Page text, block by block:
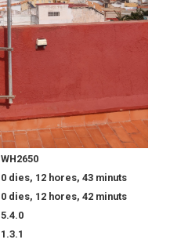
WH2650
0 dies, 12 hores, 43 minuts
0 dies, 12 hores, 42 minuts
5.4.0
1.3.1